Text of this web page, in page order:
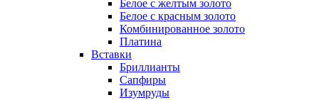
Белое с желтым золото
Белое с красным золото
Комбинированное золото
Платина
Вставки
Бриллианты
Сапфиры
Изумруды